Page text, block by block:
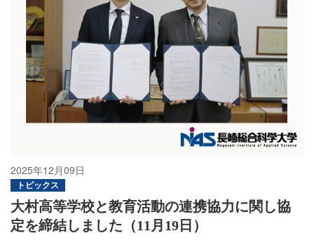
2025年12月09日
トピックス
大村高等学校と教育活動の連携協力に関し協
定を締結しました（11月19日）